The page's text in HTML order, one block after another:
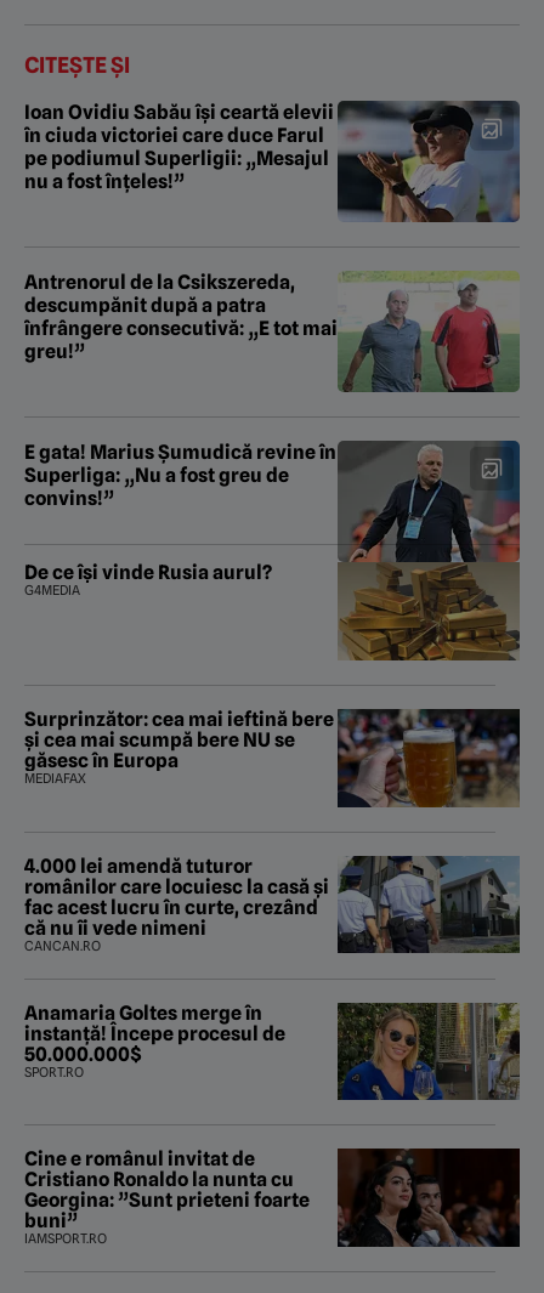
CITEȘTE ȘI
Ioan Ovidiu Sabău își ceartă elevii
în ciuda victoriei care duce Farul
pe podiumul Superligii: „Mesajul
nu a fost înțeles!”
Antrenorul de la Csikszereda,
descumpănit după a patra
înfrângere consecutivă: „E tot mai
greu!”
E gata! Marius Șumudică revine în
Superliga: „Nu a fost greu de
convins!”
De ce își vinde Rusia aurul?
G4MEDIA
Surprinzător: cea mai ieftină bere
și cea mai scumpă bere NU se
găsesc în Europa
MEDIAFAX
4.000 lei amendă tuturor
românilor care locuiesc la casă și
fac acest lucru în curte, crezând
că nu îi vede nimeni
CANCAN.RO
Anamaria Goltes merge în
instanță! Începe procesul de
50.000.000$
SPORT.RO
Cine e românul invitat de
Cristiano Ronaldo la nunta cu
Georgina: ”Sunt prieteni foarte
buni”
IAMSPORT.RO